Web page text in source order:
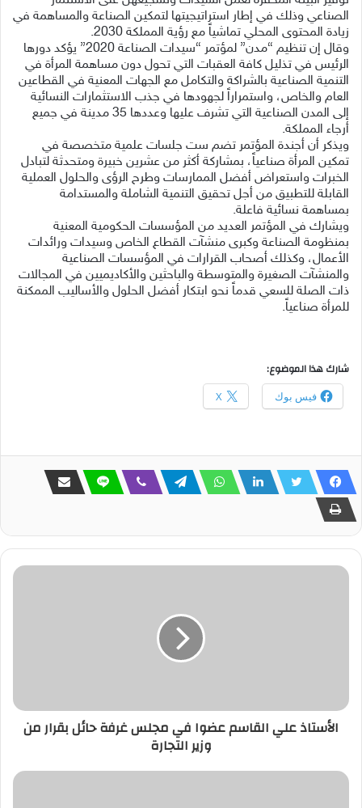
الصناعي وذلك في إطار استراتيجيتها لتمكين الصناعة والمساهمة في
زيادة المحتوى المحلي تماشياً مع رؤية المملكة 2030.
وقال إن تنظيم “مدن” لمؤتمر “سيدات الصناعة 2020” يؤكد دورها
الرئيس في تذليل كافة العقبات التي تحول دون مساهمة المرأة في
التنمية الصناعية بالشراكة والتكامل مع الجهات المعنية في القطاعين
العام والخاص، واستمراراً لجهودها في جذب الاستثمارات النسائية
إلى المدن الصناعية التي تشرف عليها وعددها 35 مدينة في جميع
أرجاء المملكة.
ويذكر أن أجندة المؤتمر تضم ست جلسات علمية متخصصة في
تمكين المرأة صناعياً، بمشاركة أكثر من عشرين خبيرة ومتحدثة لتبادل
الخبرات واستعراض أفضل الممارسات وطرح الرؤى والحلول العملية
القابلة للتطبيق من أجل تحقيق التنمية الشاملة والمستدامة
بمساهمة نسائية فاعلة.
ويشارك في المؤتمر العديد من المؤسسات الحكومية المعنية
بمنظومة الصناعة وكبرى منشآت القطاع الخاص وسيدات ورائدات
الأعمال، وكذلك أصحاب القرارات في المؤسسات الصناعية
والمنشآت الصغيرة والمتوسطة والباحثين والأكاديميين في المجالات
ذات الصلة للسعي قدماً نحو ابتكار أفضل الحلول والأساليب الممكنة
للمرأة صناعياً.
شارك هذا الموضوع:
فيس بوك X
الأستاذ علي القاسم عضوا في مجلس غرفة حائل بقرار من
وزير التجارة